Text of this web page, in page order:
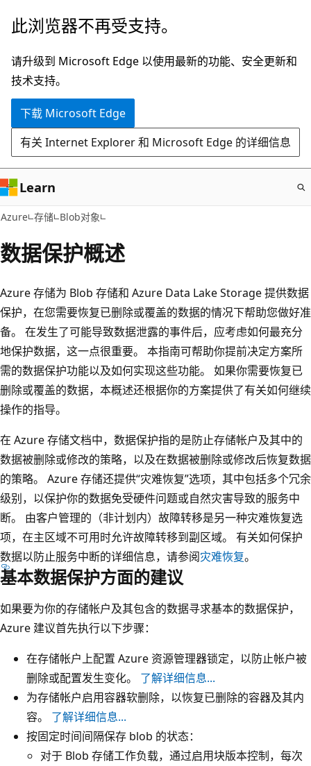
跳
主
要
内
此浏览器不再受支持。
请升级到 Microsoft Edge 以使用最新的功能、安全更新和
技术支持。
下载 Microsoft Edge
有关 Internet Explorer 和 Microsoft Edge 的详细信息
Learn
Azure 存储 Blob对象
数据保护概述
Azure 存储为 Blob 存储和 Azure Data Lake Storage 提供数据
保护，在您需要恢复已删除或覆盖的数据的情况下帮助您做好准
备。 在发生了可能导致数据泄露的事件后，应考虑如何最充分
地保护数据，这一点很重要。 本指南可帮助你提前决定方案所
需的数据保护功能以及如何实现这些功能。 如果你需要恢复已
删除或覆盖的数据，本概述还根据你的方案提供了有关如何继续
操作的指导。
在 Azure 存储文档中，数据保护指的是防止存储帐户及其中的
数据被删除或修改的策略，以及在数据被删除或修改后恢复数据
的策略。 Azure 存储还提供“灾难恢复”选项，其中包括多个冗余
级别，以保护你的数据免受硬件问题或自然灾害导致的服务中
断。
由客户管理的（非计划内）故障转移是另一种灾难恢复选
项，在主区域不可用时允许故障转移到副区域。 有关如何保护
数据以防止服务中断的详细信息，请参阅灾难恢复。
基本数据保护方面的建议
如果要为你的存储帐户及其包含的数据寻求基本的数据保护，
Azure 建议首先执行以下步骤：
在存储帐户上配置 Azure 资源管理器锁定，以防止帐户被
删除或配置发生变化。 了解详细信息...
为存储帐户启用容器软删除，以恢复已删除的容器及其内
容。 了解详细信息...
按固定时间间隔保存 blob 的状态：
对于 Blob 存储工作负载，通过启用块版本控制，每次